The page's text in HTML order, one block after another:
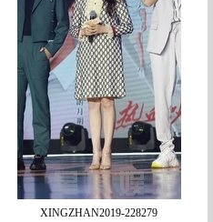
XINGZHAN2019-228279